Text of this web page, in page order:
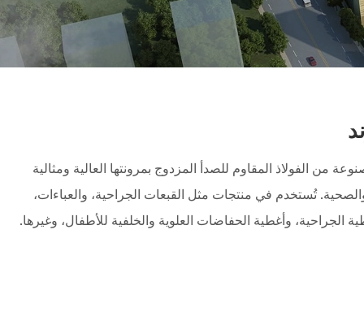
من الفولاذ المقاوم للصدأ المزدوج بمرونتها العالية ومثالية
تُستخدم في منتجات مثل القبعات الجراحية، والعباءات،
الجراحية، وأغطية الحفاضات العلوية والخلفية للأطفال، وغيرها.